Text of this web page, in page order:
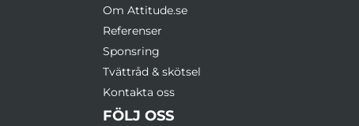
Om Attitude.se
Referenser
Sponsring
Tvättråd & skötsel
Kontakta oss
FÖLJ OSS